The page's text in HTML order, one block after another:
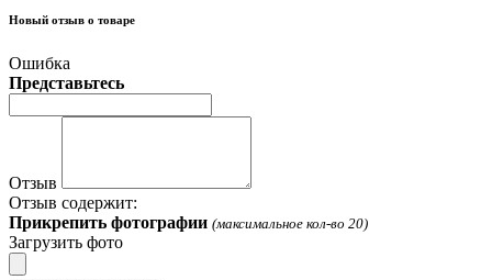
Новый отзыв о товаре
Ошибка
Представьтесь
Отзыв
Отзыв содержит:
Прикрепить фотографии (максимальное кол-во 20)
Загрузить фото